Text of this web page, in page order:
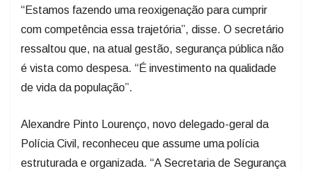
“Estamos fazendo uma reoxigenação para cumprir
com competência essa trajetória”, disse. O secretário
ressaltou que, na atual gestão, segurança pública não
é vista como despesa. “É investimento na qualidade
de vida da população”.
Alexandre Pinto Lourenço, novo delegado-geral da
Polícia Civil, reconheceu que assume uma polícia
estruturada e organizada. “A Secretaria de Segurança